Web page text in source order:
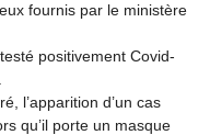
fournis par le ministère
positivement Covid-
l’apparition d’un cas
qu’il porte un masque